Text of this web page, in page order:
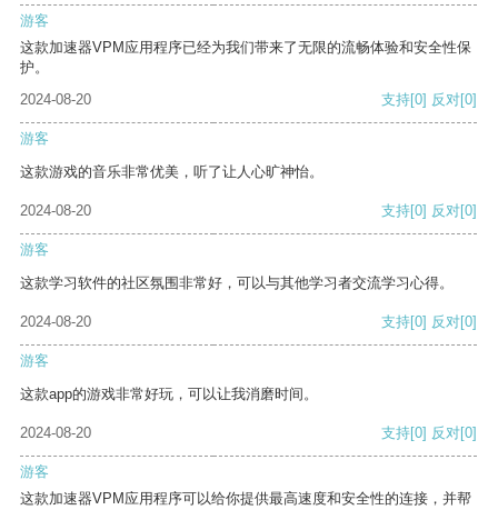
游客
这款加速器VPM应用程序已经为我们带来了无限的流畅体验和安全性保
护。
2024-08-20
支持[0] 反对[0]
游客
这款游戏的音乐非常优美，听了让人心旷神怡。
2024-08-20 支持[0] 反对[0]
游客
这款学习软件的社区氛围非常好，可以与其他学习者交流学习心得。
2024-08-20 支持[0] 反对[0]
游客
这款app的游戏非常好玩，可以让我消磨时间。
2024-08-20 支持[0] 反对[0]
游客
这款加速器VPM应用程序可以给你提供最高速度和安全性的连接，并帮